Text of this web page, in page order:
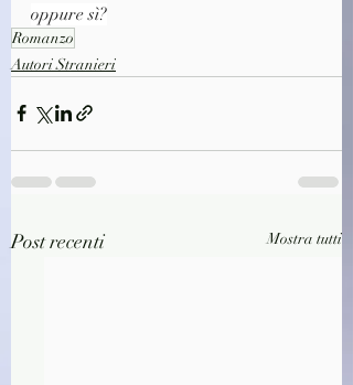
oppure sì?
Romanzo
Autori Stranieri
Post recenti Mostra tutti